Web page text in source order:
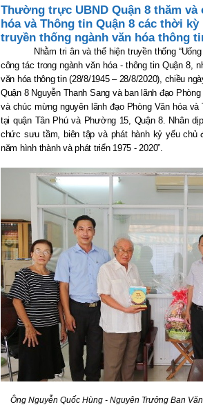
Thường trực UBND Quận 8 thăm
hóa và Thông tin Quận 8 các thời
truyền thống ngành văn hóa thông
Nhằm tri ân và thể hiện truyền thống
công tác trong ngành văn hóa - thông tin Quận 8,
văn hóa thông tin (28/8/1945 – 28/8/2020), chiều
Quận 8 Nguyễn Thanh Sang và ban lãnh đạo
và chúc mừng nguyên lãnh đạo Phòng Văn hóa
tại quận Tân Phú và Phường 15, Quận 8. Nhân
chức sưu tầm, biên tập và phát hành kỷ yếu chủ
năm hình thành và phát triển 1975 - 2020”.
Ông Nguyễn Quốc Hùng - Nguyên Trưởng Ban